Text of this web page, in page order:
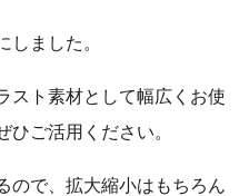
しました。
スト素材として幅広くお使
ひご活用ください。
ので、拡大縮小はもちろん